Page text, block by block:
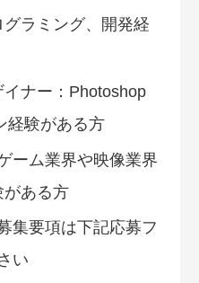
ラミング、開発経
ナー：Photoshop
経験がある方
ーム業界や映像業界
がある方
集要項は下記応募フ
い